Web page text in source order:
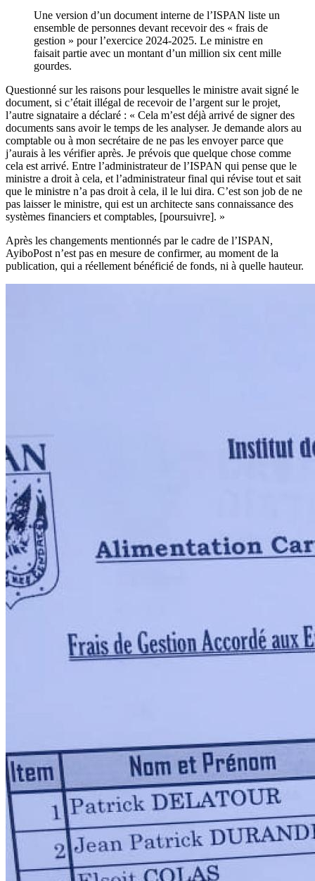
Une version d’un document interne de l’ISPAN liste un
ensemble de personnes devant recevoir des « frais de
gestion » pour l’exercice 2024-2025. Le ministre en
faisait partie avec un montant d’un million six cent mille
gourdes.
Questionné sur les raisons pour lesquelles le ministre avait signé le
document, si c’était illégal de recevoir de l’argent sur le projet,
l’autre signataire a déclaré : « Cela m’est déjà arrivé de signer des
documents sans avoir le temps de les analyser. Je demande alors au
comptable ou à mon secrétaire de ne pas les envoyer parce que
j’aurais à les vérifier après. Je prévois que quelque chose comme
cela est arrivé. Entre l’administrateur de l’ISPAN qui pense que le
ministre a droit à cela, et l’administrateur final qui révise tout et sait
que le ministre n’a pas droit à cela, il le lui dira. C’est son job de ne
pas laisser le ministre, qui est un architecte sans connaissance des
systèmes financiers et comptables, [poursuivre]. »
Après les changements mentionnés par le cadre de l’ISPAN,
AyiboPost n’est pas en mesure de confirmer, au moment de la
publication, qui a réellement bénéficié de fonds, ni à quelle hauteur.